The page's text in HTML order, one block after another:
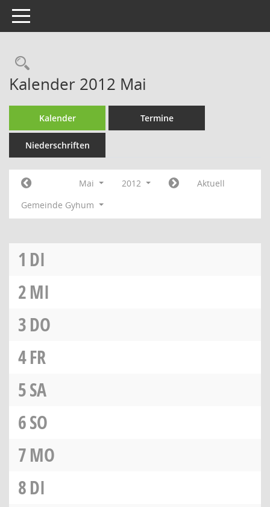
Toggle navigation
Rechercheauswahl
Kalender 2012 Mai
Kalender Termine
Niederschriften
Mai 2012
Aktuell
Gemeinde Gyhum
1 DI
2MI
3DO
4FR
5SA
6SO
7MO
8DI